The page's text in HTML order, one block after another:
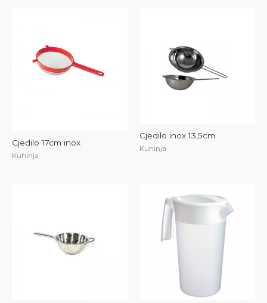
Cjedilo 17cm inox
Kuhinja
Cjedilo inox 13,5cm
Kuhinja